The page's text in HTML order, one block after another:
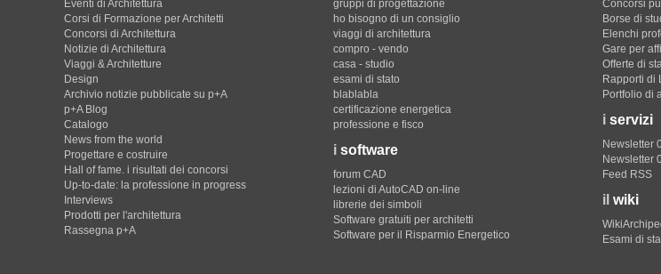
Eventi di Architettura
Corsi di Formazione per Architetti
Concorsi di Architettura
Notizie di Architettura
Viaggi & Architetture
Design
Archivio notizie pubblicate su p+A
p+A Blog
Catalogo
News from the world
Progettare e costruire
Hall of fame. i risultati dei concorsi
Up-to-date: la professione in progress
Interviews
Prodotti per l'architettura
Rassegna p+A
gruppi di progettazione
ho bisogno di un consiglio
viaggi di architettura
compro - vendo
casa - studio
esami di stato
blablabla
certificazione energetica
professione e fisco
i software
forum CAD
lezioni di AutoCAD on-line
librerie dei simboli
Software gratuiti per architetti
Software per il Risparmio Energetico
Concorsi
Borse di
Elenchi
Gare per
Offerte di
Rapporti di
Portfolio di
i servizi
Newsletter
Newsletter
Feed RSS
il wiki
Esami di